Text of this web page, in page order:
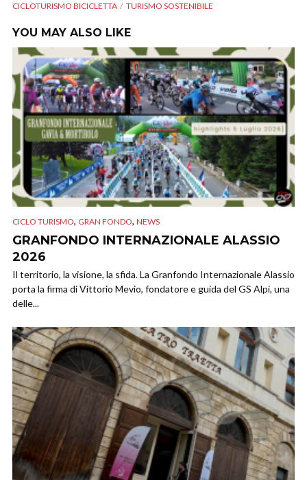
CICLOTURISMO BICICLETTA
TURISMO SOSTENIBILE
YOU MAY ALSO LIKE
CICLO TURISMO, GRAN FONDO, NEWS
GRANFONDO INTERNAZIONALE ALASSIO
2026
Il territorio, la visione, la sfida. La Granfondo Internazionale Alassio
porta la firma di Vittorio Mevio, fondatore e guida del GS Alpi, una
delle...